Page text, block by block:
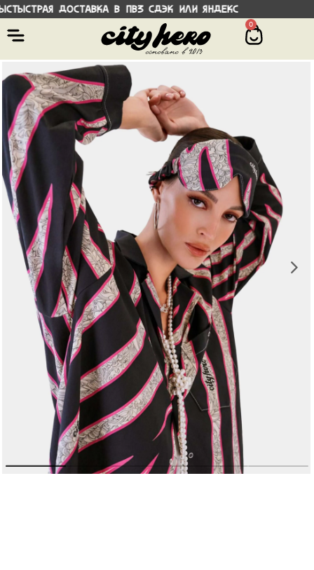
доставка в ПВЗ СДЭК или Яндекс
0